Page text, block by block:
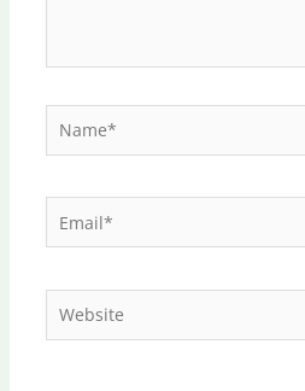
Name*
Email*
Website